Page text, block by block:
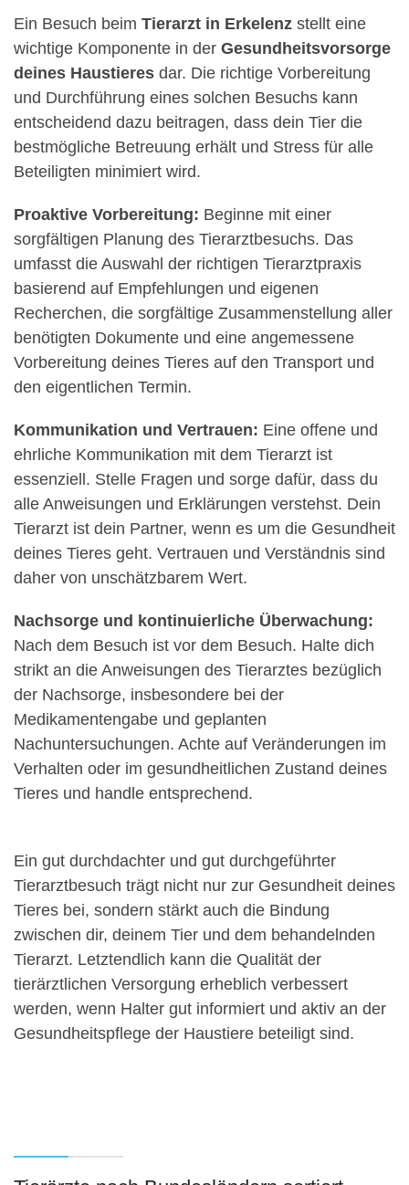
Ein Besuch beim Tierarzt in Erkelenz stellt eine
wichtige Komponente in der Gesundheitsvorsorge
deines Haustieres dar. Die richtige Vorbereitung
und Durchführung eines solchen Besuchs kann
entscheidend dazu beitragen, dass dein Tier die
bestmögliche Betreuung erhält und Stress für alle
Beteiligten minimiert wird.
Proaktive Vorbereitung: Beginne mit einer
sorgfältigen Planung des Tierarztbesuchs. Das
umfasst die Auswahl der richtigen Tierarztpraxis
basierend auf Empfehlungen und eigenen
Recherchen, die sorgfältige Zusammenstellung aller
benötigten Dokumente und eine angemessene
Vorbereitung deines Tieres auf den Transport und
den eigentlichen Termin.
Kommunikation und Vertrauen: Eine offene und
ehrliche Kommunikation mit dem Tierarzt ist
essenziell. Stelle Fragen und sorge dafür, dass du
alle Anweisungen und Erklärungen verstehst. Dein
Tierarzt ist dein Partner, wenn es um die Gesundheit
deines Tieres geht. Vertrauen und Verständnis sind
daher von unschätzbarem Wert.
Nachsorge und kontinuierliche Überwachung:
Nach dem Besuch ist vor dem Besuch. Halte dich
strikt an die Anweisungen des Tierarztes bezüglich
der Nachsorge, insbesondere bei der
Medikamentengabe und geplanten
Nachuntersuchungen. Achte auf Veränderungen im
Verhalten oder im gesundheitlichen Zustand deines
Tieres und handle entsprechend.
Ein gut durchdachter und gut durchgeführter
Tierarztbesuch trägt nicht nur zur Gesundheit deines
Tieres bei, sondern stärkt auch die Bindung
zwischen dir, deinem Tier und dem behandelnden
Tierarzt. Letztendlich kann die Qualität der
tierärztlichen Versorgung erheblich verbessert
werden, wenn Halter gut informiert und aktiv an der
Gesundheitspflege der Haustiere beteiligt sind.